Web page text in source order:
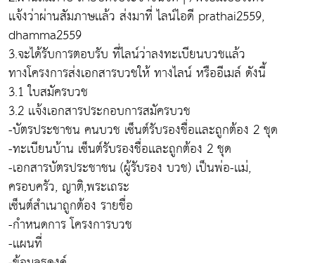
เเจ้งว่าผ่านสัมภาษเเล้ว ส่งมาที่ ไลน์ไอดี prathai2559,
dhamma2559
3.จะได้รับการตอบรับ ที่ไลน์ว่าลงทะเบียนบวชเเล้ว
ทางโครงการส่งเอกสารบวชให้ ทางไลน์ หรืออีเมล์ ดังนี้
3.1 ใบสมัครบวช
3.2 เเจ้งเอกสารประกอบการสมัครบวช
-บัตรประชาชน คนบวช เซ็นต์รับรองชื่อเเละถูกต้อง 2 ชุด
-ทะเบียนบ้าน เซ็นต์รับรองชื่อเเละถูกต้อง 2 ชุด
-เอกสารบัตรประชาชน (ผู้รับรอง บวช) เป็นพ่อ-เเม่,
ครอบครัว, ญาติ,พระเถระ
เซ็นต์สำเนาถูกต้อง รายชื่อ
-กำหนดการ โครงการบวช
-เเผนที่